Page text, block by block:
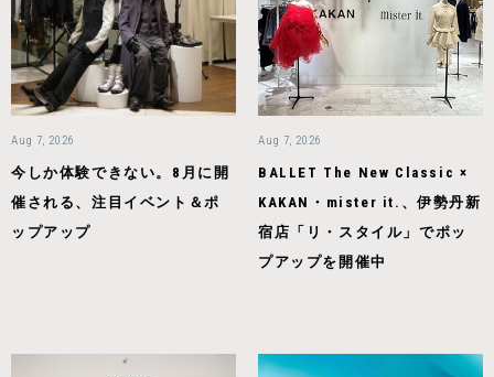
Aug 7, 2026
今しか体験できない。8月に開
催される、注目イベント＆ポ
ップアップ
Aug 7, 2026
BALLET The New Classic ×
KAKAN・mister it.、伊勢丹新
宿店「リ・スタイル」でポッ
プアップを開催中